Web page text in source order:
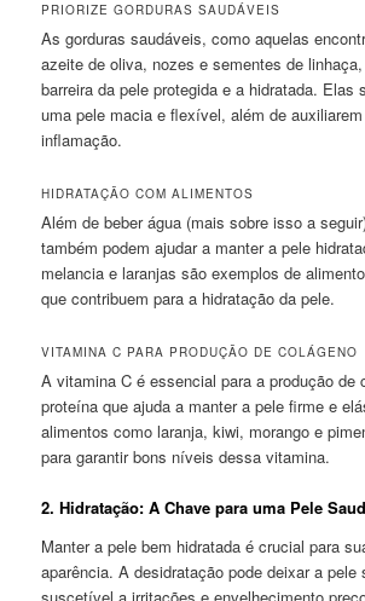
PRIORIZE GORDURAS SAUDÁVEIS
As gorduras saudáveis, como aquelas
azeite de oliva, nozes e sementes de
barreira da pele protegida e a hidratada. Elas
uma pele macia e flexível, além de
inflamação.
HIDRATAÇÃO COM ALIMENTOS
Além de beber água (mais sobre isso a
também podem ajudar a manter a pele
melancia e laranjas são exemplos de
que contribuem para a hidratação da pele.
VITAMINA C PARA PRODUÇÃO DE COLÁGENO
A vitamina C é essencial para a produção de
proteína que ajuda a manter a pele firme e
alimentos como laranja, kiwi, morango e
para garantir bons níveis dessa vitamina.
2.Hidratação: A Chave para uma Pele
Manter a pele bem hidratada é crucial para
aparência. A desidratação pode deixar a pele